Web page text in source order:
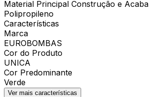
Material Principal Construção e
Polipropileno
Características
Marca
EUROBOMBAS
Cor do Produto
UNICA
Cor Predominante
Verde
Ver mais características